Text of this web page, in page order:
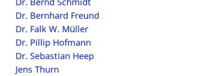
Dr. Bernhard Freund
Dr. Falk W. Müller
Dr. Pillip Hofmann
Dr. Sebastian Heep
Jens Thurn